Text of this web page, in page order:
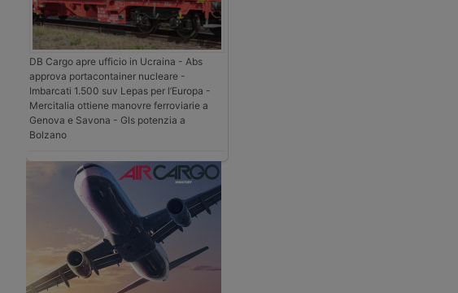
DB Cargo apre ufficio in Ucraina - Abs
approva portacontainer nucleare -
Imbarcati 1.500 suv Lepas per l’Europa -
Mercitalia ottiene manovre ferroviarie a
Genova e Savona - Gls potenzia a
Bolzano